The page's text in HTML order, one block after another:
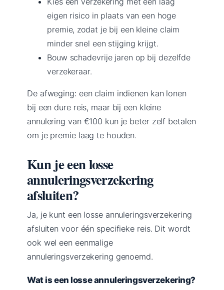
eigen risico in plaats van een hoge
premie, zodat je bij een kleine claim
minder snel een stijging krijgt.
Bouw schadevrije jaren op bij dezelfde
verzekeraar.
De afweging: een claim indienen kan lonen
bij een dure reis, maar bij een kleine
annulering van €100 kun je beter zelf betalen
om je premie laag te houden.
Kun je een losse
annuleringsverzekering
afsluiten?
Ja, je kunt een losse annuleringsverzekering
afsluiten voor één specifieke reis. Dit wordt
ook wel een eenmalige
annuleringsverzekering genoemd.
Wat is een losse annuleringsverzekering?